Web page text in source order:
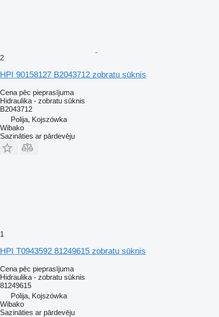
2
HPI 90158127 B2043712 zobratu sūknis
Cena pēc pieprasījuma
Hidraulika - zobratu sūknis
B2043712
Polija, Kojszówka
Wibako
Sazināties ar pārdevēju
1
HPI T0943592 81249615 zobratu sūknis
Cena pēc pieprasījuma
Hidraulika - zobratu sūknis
81249615
Polija, Kojszówka
Wibako
Sazināties ar pārdevēju